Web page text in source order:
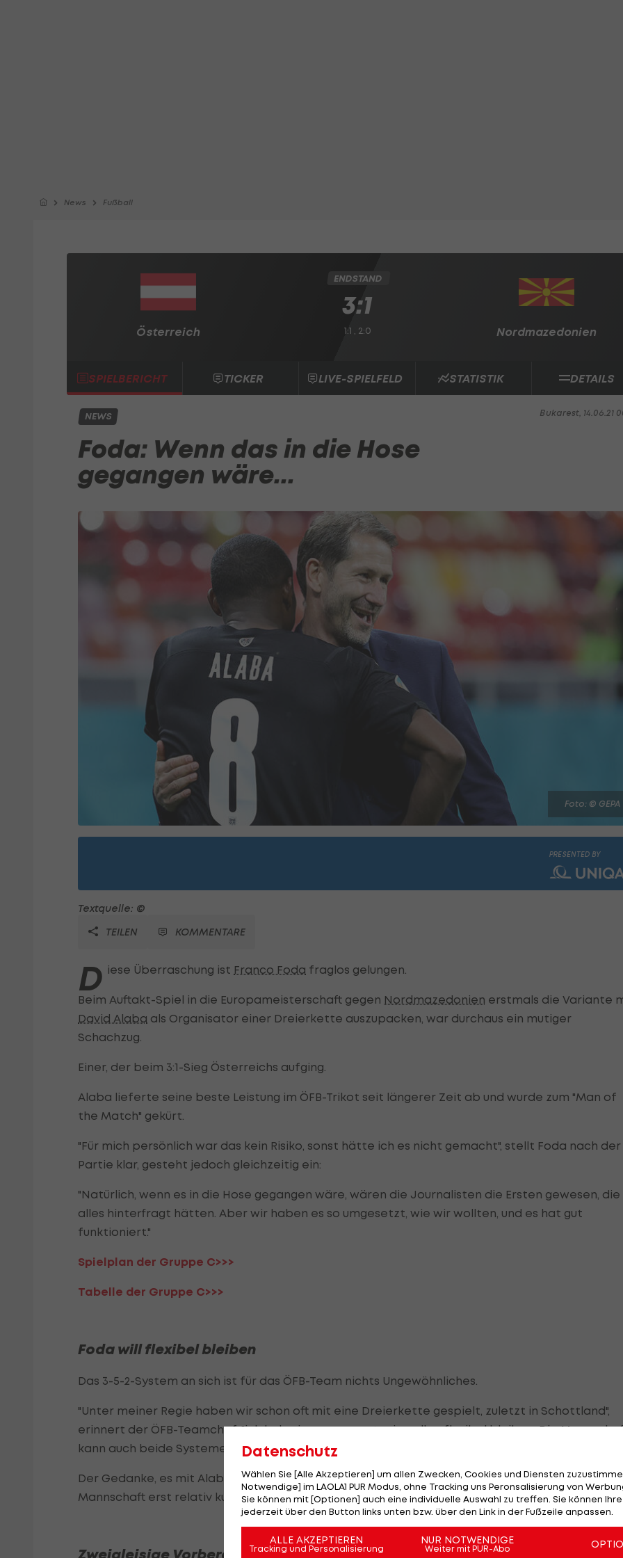
News Fußball
Österreich Nordmazedonien
ENDSTAND
3:1
1:1 , 2:0
SPIELBERICHT TICKER LIVE-SPIELFELD STATISTIK DETAILS
Bukarest, 14.06.21
NEWS
Foda: Wenn das in die Hose
gegangen wäre...
Foto: © GEPA
PRESENTED BY
Textquelle: ©
TEILEN
KOMMENTARE
D iese Überraschung ist Franco Foda fraglos gelungen.
Beim Auftakt-Spiel in die Europameisterschaft gegen Nordmazedonien erstmals die Variante
David Alaba als Organisator einer Dreierkette auszupacken, war durchaus ein mutiger
Schachzug.
Einer, der beim 3:1-Sieg Österreichs aufging.
Alaba lieferte seine beste Leistung im ÖFB-Trikot seit längerer Zeit ab und wurde zum "Man of
the Match" gekürt.
"Für mich persönlich war das kein Risiko, sonst hätte ich es nicht gemacht", stellt Foda nach der
Partie klar, gesteht jedoch gleichzeitig ein:
"Natürlich, wenn es in die Hose gegangen wäre, wären die Journalisten die Ersten gewesen, die
alles hinterfragt hätten. Aber wir haben es so umgesetzt, wie wir wollten, und es hat gut
funktioniert."
Spielplan der Gruppe C>>>
Tabelle der Gruppe C>>>
Foda will flexibel bleiben
Das 3-5-2-System an sich ist für das ÖFB-Team nichts Ungewöhnliches.
"Unter meiner Regie haben wir schon oft mit eine Dreierkette gespielt, zuletzt in Schottland",
erinnert der ÖFB-Teamchef, "ich habe immer gesagt, wir wollen flexibel bleiben. Die
kann auch beide Systeme spielen."
Der Gedanke, es mit Alaba in dieser Rolle zu wagen, reifte schon länger, auch wenn die
Mannschaft erst relativ kurzfristig das endgültige Go für diese Variante bekommen hat.
Datenschutz
Wählen Sie [Alle Akzeptieren] um allen Zwecken, Cookies und Diensten
Notwendige] im LAOLA1 PUR Modus, ohne Tracking uns Peronsalisierung von
Sie können mit [Optionen] auch eine individuelle Auswahl zu treffen. Sie können
jederzeit über den Button links unten bzw. über den Link in der Fußzeile anpassen.
ALLE AKZEPTIEREN
Tracking und Personalisierung
NUR NOTWENDIGE
Weiter mit PUR-Abo